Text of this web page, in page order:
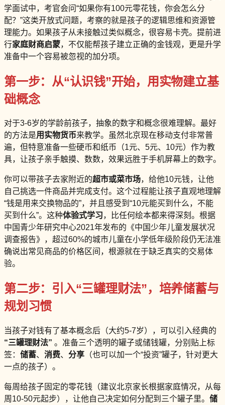
学面试中，考官会问“如果你有100元零花钱，你会怎么分
配？”这类开放式问题，考察的就是孩子的逻辑思维和资源管
理能力。如果孩子从未接触过类似概念，很容易卡壳。提前进
行家庭财商启蒙，不仅能帮孩子建立正确的金钱观，更是升学
准备中一个容易被忽视的加分项。
第一步：从“认识钱”开始，用实物建立基
础概念
对于3-6岁的学龄前孩子，抽象的数字和概念很难理解。最好
的方法是用实物货币来教学。虽然北京现在移动支付非常普
遍，但特意准备一些硬币和纸币（1元、5元、10元）作为教
具，让孩子亲手触摸、数数，效果远胜于手机屏幕上的数字。
你可以带孩子去家附近的超市或菜市场，给他10元钱，让他
自己挑选一件商品并完成支付。这个过程能让孩子直观地理解
“钱是用来交换物品的”，并且感受到“10元能买到什么，不能
买到什么”。这种体验式学习，比任何绘本都来得深刻。根据
中国青少年研究中心2021年发布的《中国少年儿童发展状况
调查报告》，超过60%的城市儿童在小学低年级阶段仍无法准
确说出常见商品的价格区间，根源就在于缺乏真实的交易体
验。
第二步：引入“三罐理财法”，培养储蓄与
规划习惯
当孩子对钱有了基本概念后（大约5-7岁），可以引入经典的
“三罐理财法” 。准备三个透明的罐子或储钱罐，分别贴上标
签： 储蓄、 消费、 分享 （也可以加一个“投资”罐子，针对更大
一点的孩子）。
每周给孩子固定的零花钱（建议北京家长根据家庭情况，从每
周10-50元起步），让他自己决定如何分配到三个罐子里。 储